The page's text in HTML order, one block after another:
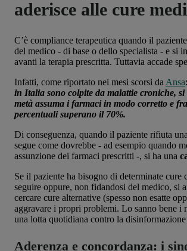
aderisce alle cure
C’è compliance terapeutica quando il
del medico - di base o dello specialista - e si
avanti la terapia prescritta. Tuttavia accade
Infatti, come riportato nei mesi scorsi da Ansa:
in Italia sono colpite da malattie croniche, si
metà assuma i farmaci in modo corretto e
percentuali superano il 70%.
Di conseguenza, quando il paziente rifiuta
segue come dovrebbe - ad esempio quando
assunzione dei farmaci prescritti -, si ha una
Se il paziente ha bisogno di determinate cure
seguire oppure, non fidandosi del medico, si
cercare cure alternative (spesso non esatte
aggravare i propri problemi. Lo sanno bene i
una lotta quotidiana contro la
Aderenza e concordanza: i